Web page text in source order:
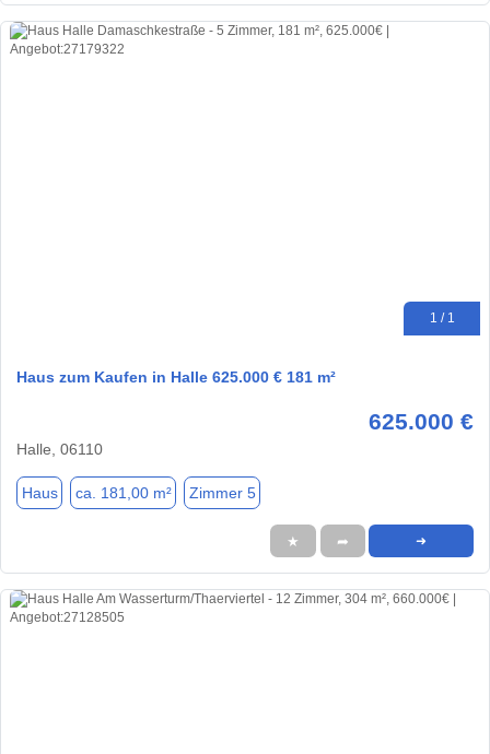
1 / 1
Haus zum Kaufen in Halle 625.000 € 181 m²
625.000 €
Halle, 06110
Haus ca. 181,00 m² Zimmer 5
★ ➦ ➜